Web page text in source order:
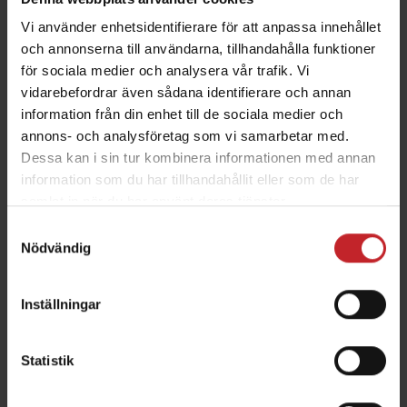
Vi använder enhetsidentifierare för att anpassa innehållet
och annonserna till användarna, tillhandahålla funktioner
för sociala medier och analysera vår trafik. Vi
vidarebefordrar även sådana identifierare och annan
information från din enhet till de sociala medier och
annons- och analysföretag som vi samarbetar med.
Dessa kan i sin tur kombinera informationen med annan
information som du har tillhandahållit eller som de har
Nödvändig
Inställningar
Statistik
Med fokus satt på användarvänlighet och
prestanda, introducerar Väderstad en ny
integrerad portal som tillgängliggör uppdaterade
instruktionsmanualer och våra populära
QuickStart-filmer offline i fält.
2019-11-10
Nya NZ Mounted 500-600
Väderstad lanserar en ny version av NZ Mounted
med en ny 6-meters modell, samt förstärkt
ramkonstruktion och ett unikt mångsidigt drag.